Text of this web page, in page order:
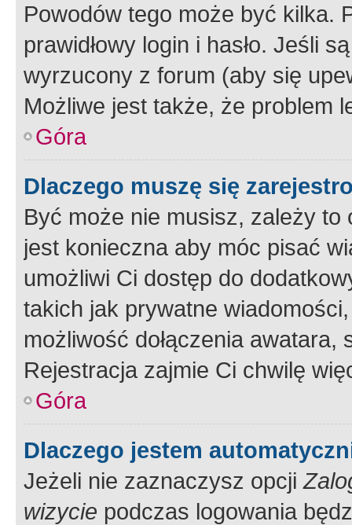
Powodów tego może być kilka.
prawidłowy login i hasło. Jeśli
wyrzucony z forum (aby się
Możliwe jest także, że problem
Góra
Dlaczego muszę się
Być może nie musisz, zależy
jest konieczna aby móc pisać
umożliwi Ci dostęp do
takich jak prywatne
możliwość dołączenia
Rejestracja zajmie Ci chwilę
Góra
Dlaczego jestem
Jeżeli nie zaznaczysz opcji
wizycie podczas logowania